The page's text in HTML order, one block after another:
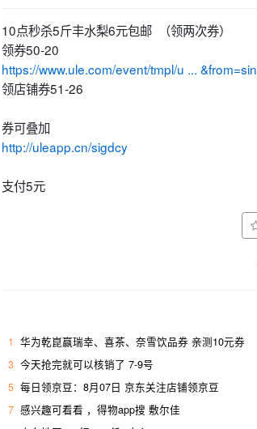
10点秒杀5斤丰水梨6元包邮 （领两次券）
领券50-20
https://www.ule.com/event/tmpl/u ...
领店铺券51-26
券可叠加
http://uleapp.cn/sigdcy
支付5元
1 华为乾崑赢瑞幸、喜茶、奈雪饮品券 亲测10元券
3 今天抢完就可以核销了 7-9号
5 每日领京豆：8月07日 京东关注店铺领京豆
7 感兴趣可看看 ，得物app搜 敷尔佳